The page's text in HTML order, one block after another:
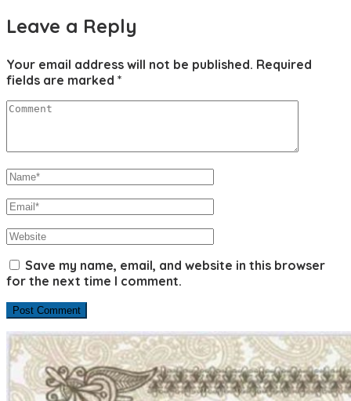
Leave a Reply
Your email address will not be published. Required
fields are marked *
Save my name, email, and website in this browser
for the next time I comment.